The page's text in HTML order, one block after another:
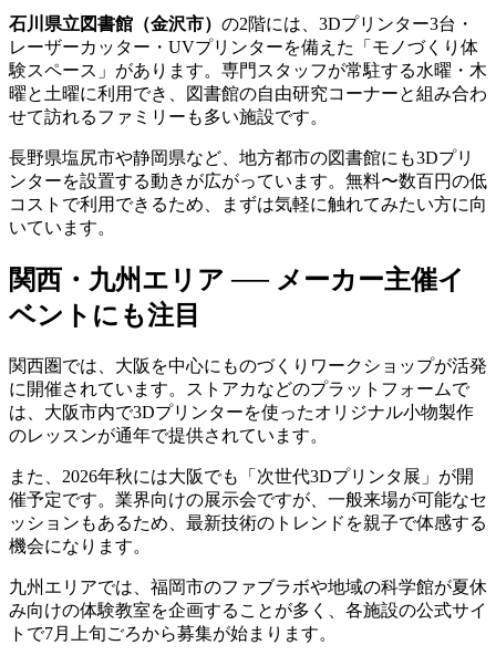
石川県立図書館（金沢市） の2階には、3Dプリンター3台・
レーザーカッター・UVプリンターを備えた「モノづくり体
験スペース」があります。専門スタッフが常駐する水曜・木
曜と土曜に利用でき、図書館の自由研究コーナーと組み合わ
せて訪れるファミリーも多い施設です。
長野県塩尻市や静岡県など、地方都市の図書館にも3Dプリ
ンターを設置する動きが広がっています。無料〜数百円の低
コストで利用できるため、まずは気軽に触れてみたい方に向
いています。
関西・九州エリア ── メーカー主催イ
ベントにも注目
関西圏では、大阪を中心にものづくりワークショップが活発
に開催されています。ストアカなどのプラットフォームで
は、大阪市内で3Dプリンターを使ったオリジナル小物製作
のレッスンが通年で提供されています。
また、2026年秋には大阪でも「次世代3Dプリンタ展」が開
催予定です。業界向けの展示会ですが、一般来場が可能なセ
ッションもあるため、最新技術のトレンドを親子で体感する
機会になります。
九州エリアでは、福岡市のファブラボや地域の科学館が夏休
み向けの体験教室を企画することが多く、各施設の公式サイ
トで7月上旬ごろから募集が始まります。